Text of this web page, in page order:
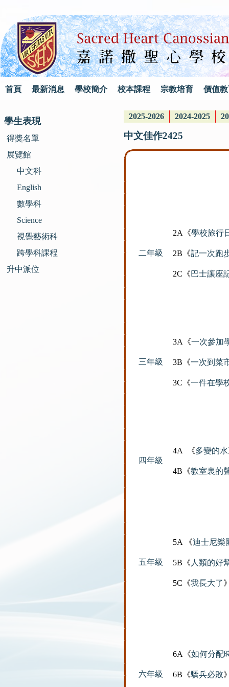
首頁 最新消息 學校簡介 校本課程 宗教培育 價值
學生表現
得獎名單
展覽館
中文科
English
數學科
Science
視覺藝術科
跨學科課程
升中派位
2025-2026 2024-2025
中文佳作2425
二年級
2A《學校旅行
2B《記一次跑
2C《巴士讓座
三年級
3A《一次參加
3B《一次到菜
3C《一件在學
四年級
4A 《多變的水
4B《教室裏的
五年級
5A 《迪士尼樂
5B《 人類的好
5C《我長大了
六年級
6A《如何分配
6B《驕兵必敗